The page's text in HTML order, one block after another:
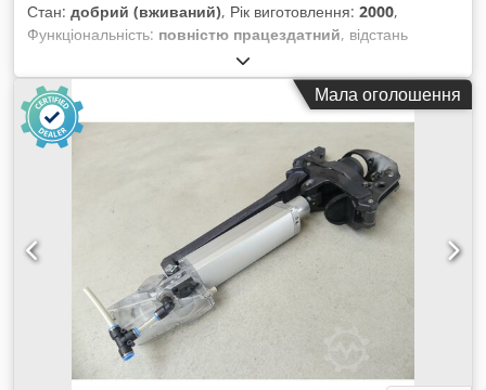
Стан: добрий (вживаний), Рік виготовлення: 2000,
Функціональність: повністю працездатний, відстань
300 мм, відстань переміщення по осі
Y:250 мм, відстань переміщення осі Z:250 мм,
максимальна вага заготовки:
, кількість слотів у магазині
інструментів:12, виробник контролерів:Fanuc, модель
контролера:
, подавання охолоджувальної
, кількість шпинделів:1, швидкий хід по осі Z:
40 м/хв, швидке
переміщення по осі Y:
40 м/хв, максимальна швидкість
обертання:
10 000 об/хв, максимальний діаметр заготовки:
63 мм
, Обладнання:документація / посібник,
обертальна швидкість безступінчасто регульована
шт. CHIRON FZ08S з 4-ю віссю Peiseler AWU P100 1 шт.
CHIRON FZ08S з 3 осями 3 машини були відремонтовані у
2016 році, а 4 машини — у 2018 році компанією Chiron
CMS. Chedpfxovx Ugwj Ahbsa Ціна за одиницю приблизно
Мала оголошення